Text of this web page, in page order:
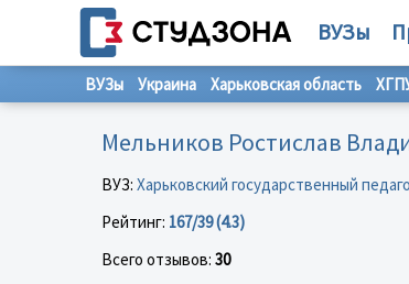
ВУЗы
ВУЗы Украина Харьковская область
Мельников Ростислав
ВУЗ: Харьковский государственный
Рейтинг: 167/39 (4.3)
Всего отзывов: 30